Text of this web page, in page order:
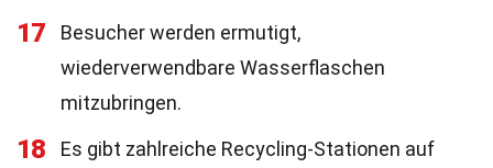
17
Besucher werden ermutigt,
wiederverwendbare Wasserflaschen
mitzubringen.
18
Es gibt zahlreiche Recycling-Stationen auf